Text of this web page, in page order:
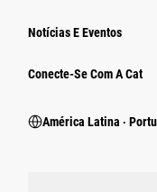
Notícias E Eventos
Conecte-Se Com A Cat
América Latina ‧